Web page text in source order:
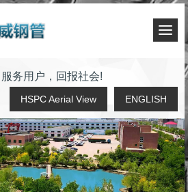
T
l
e
n
a
v
i
g
务用户，回报社会!
HSPC Aerial View ENGLISH